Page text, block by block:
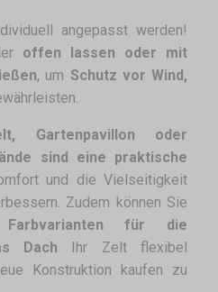
angepasst werden!
offen lassen oder mit
, um Schutz vor Wind,
Gartenpavillon oder
sind eine praktische
und die Vielseitigkeit
Zudem können Sie
Farbvarianten für die
Dach Ihr Zelt flexibel
Konstruktion kaufen zu